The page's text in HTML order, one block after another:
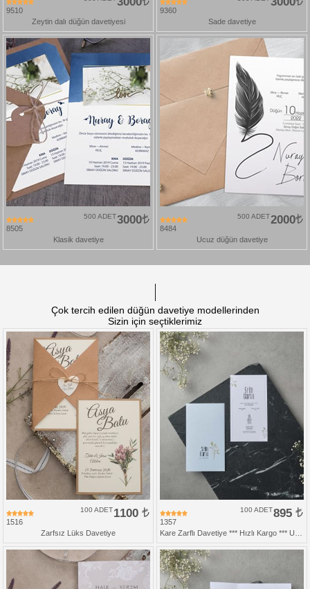
9510
Zeytin dalı düğün davetiyesi
9360
Sade davetiye
8505
3000
500 ADET
Klasik davetiye
8484
2000
500 ADET
Ucuz düğün davetiye
Çok tercih edilen düğün davetiye modellerinden
Sizin için seçtiklerimiz
1516
1100
100 ADET
Zarfsız Lüks Davetiye
1357
895
100 ADET